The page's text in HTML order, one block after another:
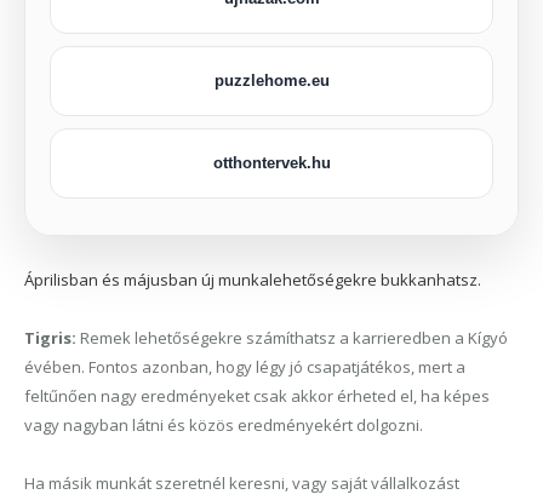
puzzlehome.eu
otthontervek.hu
Áprilisban és májusban új munkalehetőségekre bukkanhatsz.
Tigris: Remek lehetőségekre számíthatsz a karrieredben a Kígyó
évében. Fontos azonban, hogy légy jó csapatjátékos, mert a
feltűnően nagy eredményeket csak akkor érheted el, ha képes
vagy nagyban látni és közös eredményekért dolgozni.
Ha másik munkát szeretnél keresni, vagy saját vállalkozást